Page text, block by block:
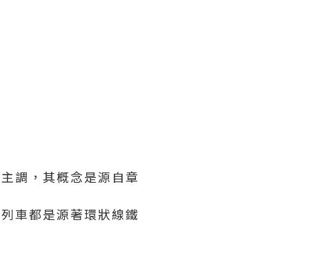
調，其概念是源自章
車都是源著環狀線鐵